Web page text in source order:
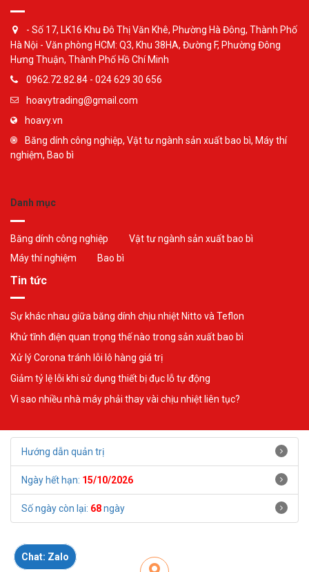
- Số 17, LK16 Khu Đô Thị Văn Khê, Phường Hà Đông, Thành Phố
Hà Nội - Văn phòng HCM: Q3, Khu 38HA, Đường F, Phường Đông
Hưng Thuận, Thành Phố Hồ Chí Minh
0962.72.82.84 - 024 629 30 656
hoavytrading@gmail.com
hoavy.vn
Băng dính công nghiệp, Vật tư ngành sản xuất bao bì, Máy thí
nghiệm, Bao bì
Chat: Zalo
Danh mục
Băng dính công nghiệp
Vật tư ngành sản xuất bao bì
Máy thí nghiệm
Bao bì
Tin tức
Sự khác nhau giữa băng dính chịu nhiệt Nitto và Teflon
Khử tĩnh điện quan trọng thế nào trong sản xuất bao bì
Xử lý Corona tránh lỗi lô hàng giá trị
Giảm tỷ lệ lỗi khi sử dụng thiết bị đục lỗ tự động
Vì sao nhiều nhà máy phải thay vài chịu nhiệt liên tục?
Hướng dẫn quản trị
Ngày hết hạn: 15/10/2026
Số ngày còn lại: 68ngày